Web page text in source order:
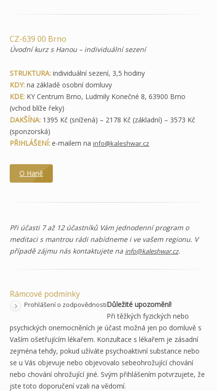
CZ-639 00 Brno
Úvodní kurz s Hanou – individuální sezení
STRUKTURA: individuální sezení, 3,5 hodiny
KDY: na základě osobní domluvy
KDE: KY Centrum Brno, Ludmily Konečné 8, 63900 Brno
(vchod blíže řeky)
DAKŠÍNA: 1395 Kč (snížená) – 2178 Kč (základní) – 3573 Kč
(sponzorská)
PŘIHLÁŠENÍ: e-mailem na info@kaleshwar.cz
O Haně
Při účasti 7 až 12 účastníků Vám jednodenní program o
meditaci s mantrou rádi nabídneme i ve vašem regionu. V
případě zájmu nás kontaktujete na info@kaleshwar.cz.
Rámcové podmínky
Prohlášení o zodpovědnostiDůležité upozornění!
Při těžkých fyzických nebo
psychických onemocněních je účast možná jen po domluvě s
Vaším ošetřujícím lékařem. Konzultace s lékařem je zásadní
zejména tehdy, pokud užíváte psychoaktivní substance nebo
se u Vás objevuje nebo objevovalo sebeohrožující chování
nebo chování ohrožující jiné. Svým přihlášením potvrzujete, že
jste toto doporučení vzali na vědomí.